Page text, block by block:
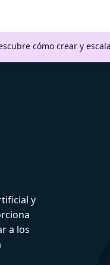
cómo crear y
y
a los